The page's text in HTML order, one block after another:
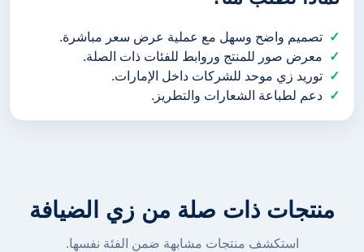
تصميم واضح وسهل مع عملية عرض سعر مباشرة.
معرض صور للمنتج وروابط للفئات ذات الصلة.
توريد زي موحد للشركات داخل الإمارات.
دعم لطباعة الشعارات والتطريز.
منتجات ذات صلة من زي الضيافة
استكشف منتجات مشابهة ضمن الفئة نفسها.